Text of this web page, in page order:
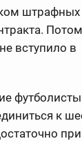
штрафных
вступило в
футболисты
к